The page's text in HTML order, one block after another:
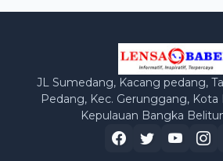
JL Sumedang, Kacang pedang,
Pedang, Kec. Gerunggang, Kota
Kepulauan Bangka